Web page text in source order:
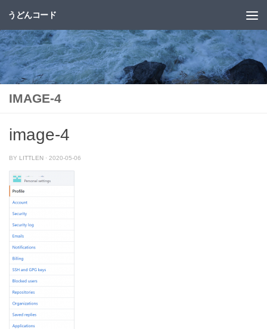
コンテンツへスキップ
うどんコード
IMAGE-4
image-4
BY LITTLEN · 2020-05-06